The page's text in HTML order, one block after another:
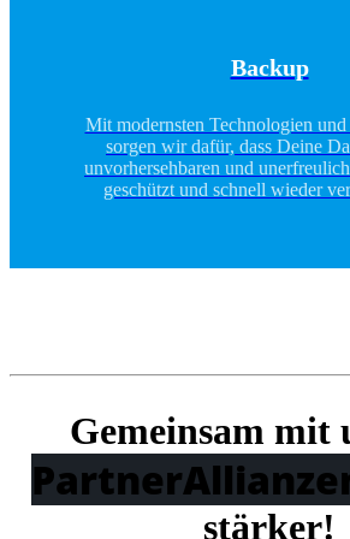
Backup
Mit modernsten Technologien
sorgen wir dafür, dass Deine
unvorhersehbaren und
geschützt und schnell wieder
Gemeinsam mit
Partner
stärker!